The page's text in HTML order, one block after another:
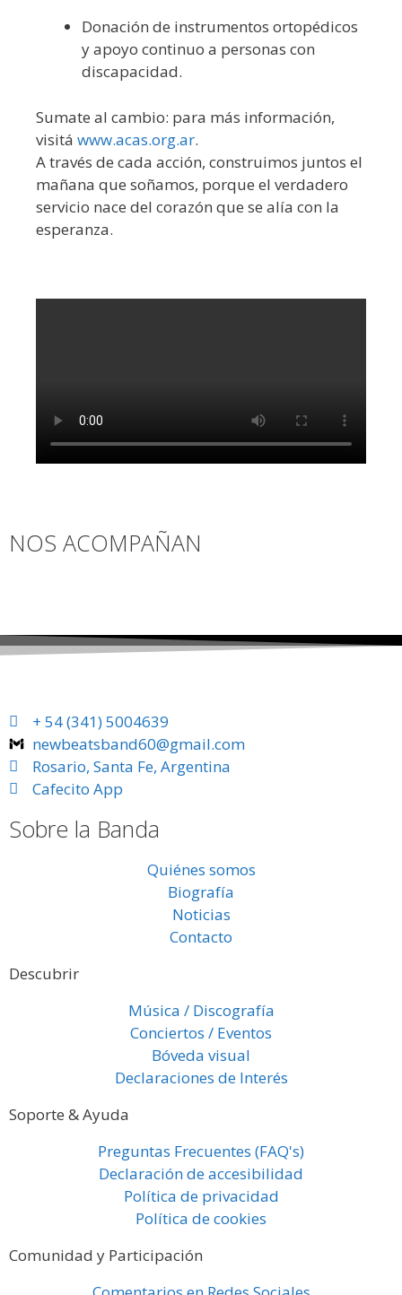
Donación de instrumentos ortopédicos
y apoyo continuo a personas con
discapacidad.
Sumate al cambio: para más información,
visitá www.acas.org.ar.
A través de cada acción, construimos juntos el
mañana que soñamos, porque el verdadero
servicio nace del corazón que se alía con la
esperanza.
NOS ACOMPAÑAN
+ 54 (341) 5004639
newbeatsband60@gmail.com
Rosario, Santa Fe, Argentina
Cafecito App
Sobre la Banda
Quiénes somos
Biografía
Noticias
Contacto
Descubrir
Música / Discografía
Conciertos / Eventos
Bóveda visual
Declaraciones de Interés
Soporte & Ayuda
Preguntas Frecuentes (FAQ's)
Declaración de accesibilidad
Política de privacidad
Política de cookies
Comunidad y Participación